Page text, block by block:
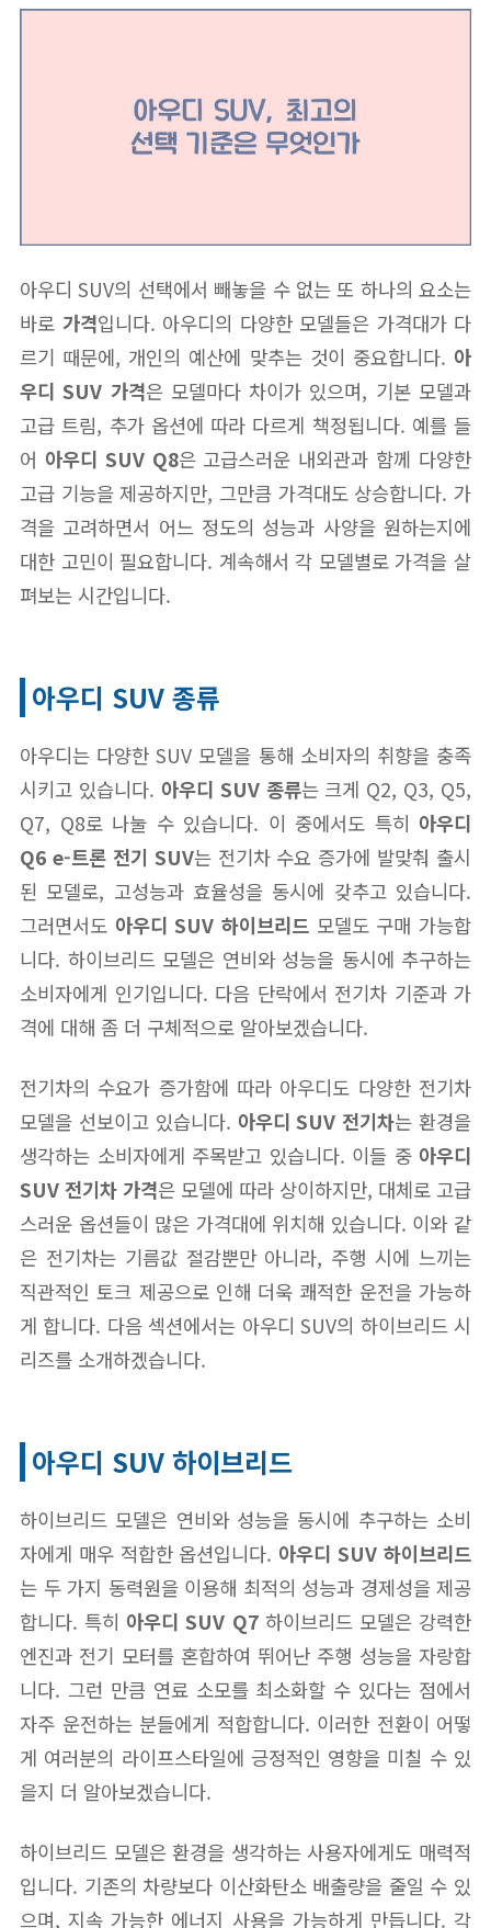
아우디 SUV의 선택에서 빼놓을 수 없는 또 하나의 요소는
바로 가격입니다. 아우디의 다양한 모델들은 가격대가 다
르기 때문에, 개인의 예산에 맞추는 것이 중요합니다. 아
우디 SUV 가격은 모델마다 차이가 있으며, 기본 모델과
고급 트림, 추가 옵션에 따라 다르게 책정됩니다. 예를 들
어 아우디 SUV Q8은 고급스러운 내외관과 함께 다양한
고급 기능을 제공하지만, 그만큼 가격대도 상승합니다. 가
격을 고려하면서 어느 정도의 성능과 사양을 원하는지에
대한 고민이 필요합니다. 계속해서 각 모델별로 가격을 살
펴보는 시간입니다.
아우디 SUV 종류
아우디는 다양한 SUV 모델을 통해 소비자의 취향을 충족
시키고 있습니다. 아우디 SUV 종류는 크게 Q2, Q3, Q5,
Q7, Q8로 나눌 수 있습니다. 이 중에서도 특히 아우디
Q6 e-트론 전기 SUV는 전기차 수요 증가에 발맞춰 출시
된 모델로, 고성능과 효율성을 동시에 갖추고 있습니다.
그러면서도 아우디 SUV 하이브리드 모델도 구매 가능합
니다. 하이브리드 모델은 연비와 성능을 동시에 추구하는
소비자에게 인기입니다. 다음 단락에서 전기차 기준과 가
격에 대해 좀 더 구체적으로 알아보겠습니다.
전기차의 수요가 증가함에 따라 아우디도 다양한 전기차
모델을 선보이고 있습니다. 아우디 SUV 전기차는 환경을
생각하는 소비자에게 주목받고 있습니다. 이들 중 아우디
SUV 전기차 가격은 모델에 따라 상이하지만, 대체로 고급
스러운 옵션들이 많은 가격대에 위치해 있습니다. 이와 같
은 전기차는 기름값 절감뿐만 아니라, 주행 시에 느끼는
직관적인 토크 제공으로 인해 더욱 쾌적한 운전을 가능하
게 합니다. 다음 섹션에서는 아우디 SUV의 하이브리드 시
리즈를 소개하겠습니다.
아우디 SUV 하이브리드
하이브리드 모델은 연비와 성능을 동시에 추구하는 소비
자에게 매우 적합한 옵션입니다. 아우디 SUV 하이브리드
는 두 가지 동력원을 이용해 최적의 성능과 경제성을 제공
합니다. 특히 아우디 SUV Q7하이브리드 모델은 강력한
엔진과 전기 모터를 혼합하여 뛰어난 주행 성능을 자랑합
니다. 그런 만큼 연료 소모를 최소화할 수 있다는 점에서
자주 운전하는 분들에게 적합합니다. 이러한 전환이 어떻
게 여러분의 라이프스타일에 긍정적인 영향을 미칠 수 있
을지 더 알아보겠습니다.
하이브리드 모델은 환경을 생각하는 사용자에게도 매력적
입니다. 기존의 차량보다 이산화탄소 배출량을 줄일 수 있
으며, 지속 가능한 에너지 사용을 가능하게 만듭니다. 각